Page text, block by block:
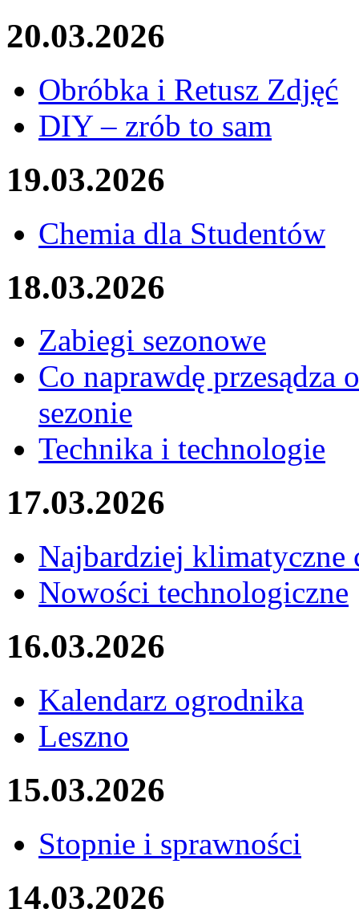
20.03.2026
Obróbka i Retusz Zdjęć
DIY – zrób to sam
19.03.2026
Chemia dla Studentów
18.03.2026
Zabiegi sezonowe
Co naprawdę
sezonie
Technika i technologie
17.03.2026
Najbardziej
Nowości technologiczne
16.03.2026
Kalendarz ogrodnika
Leszno
15.03.2026
Stopnie i sprawności
14.03.2026